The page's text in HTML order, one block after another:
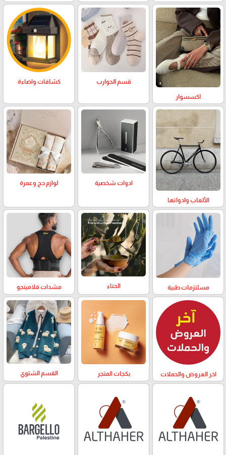
اكسسوار
قسم الجوارب كشافات واضاءة
الألعاب وادواتها
ادوات شخصية لوازم حج وعمرة
مسلتزمات طبية الحناء مشدات فلامينجو
اخر العروض والحملات بكجات المتجر القسم الشتوي